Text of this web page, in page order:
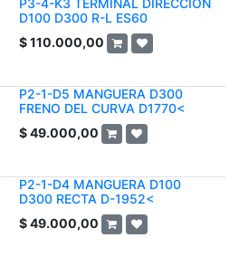
P3-4-K3 TERMINAL DIRECCION
D100 D300 R-L ES60
$110.000,00
P2-1-D5 MANGUERA D300
FRENO DEL CURVA D1770<
$49.000,00
P2-1-D4 MANGUERA D100
D300 RECTA D-1952<
$49.000,00